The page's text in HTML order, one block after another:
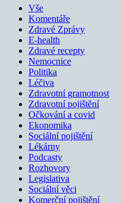
Vše
Komentáře
Zdravé Zprávy
E-health
Zdravé recepty
Nemocnice
Politika
Léčiva
Zdravotní gramotnost
Zdravotní pojištění
Očkování a covid
Ekonomika
Sociální pojištění
Lékárny
Podcasty
Rozhovory
Legislativa
Sociální věci
Komerční pojištění